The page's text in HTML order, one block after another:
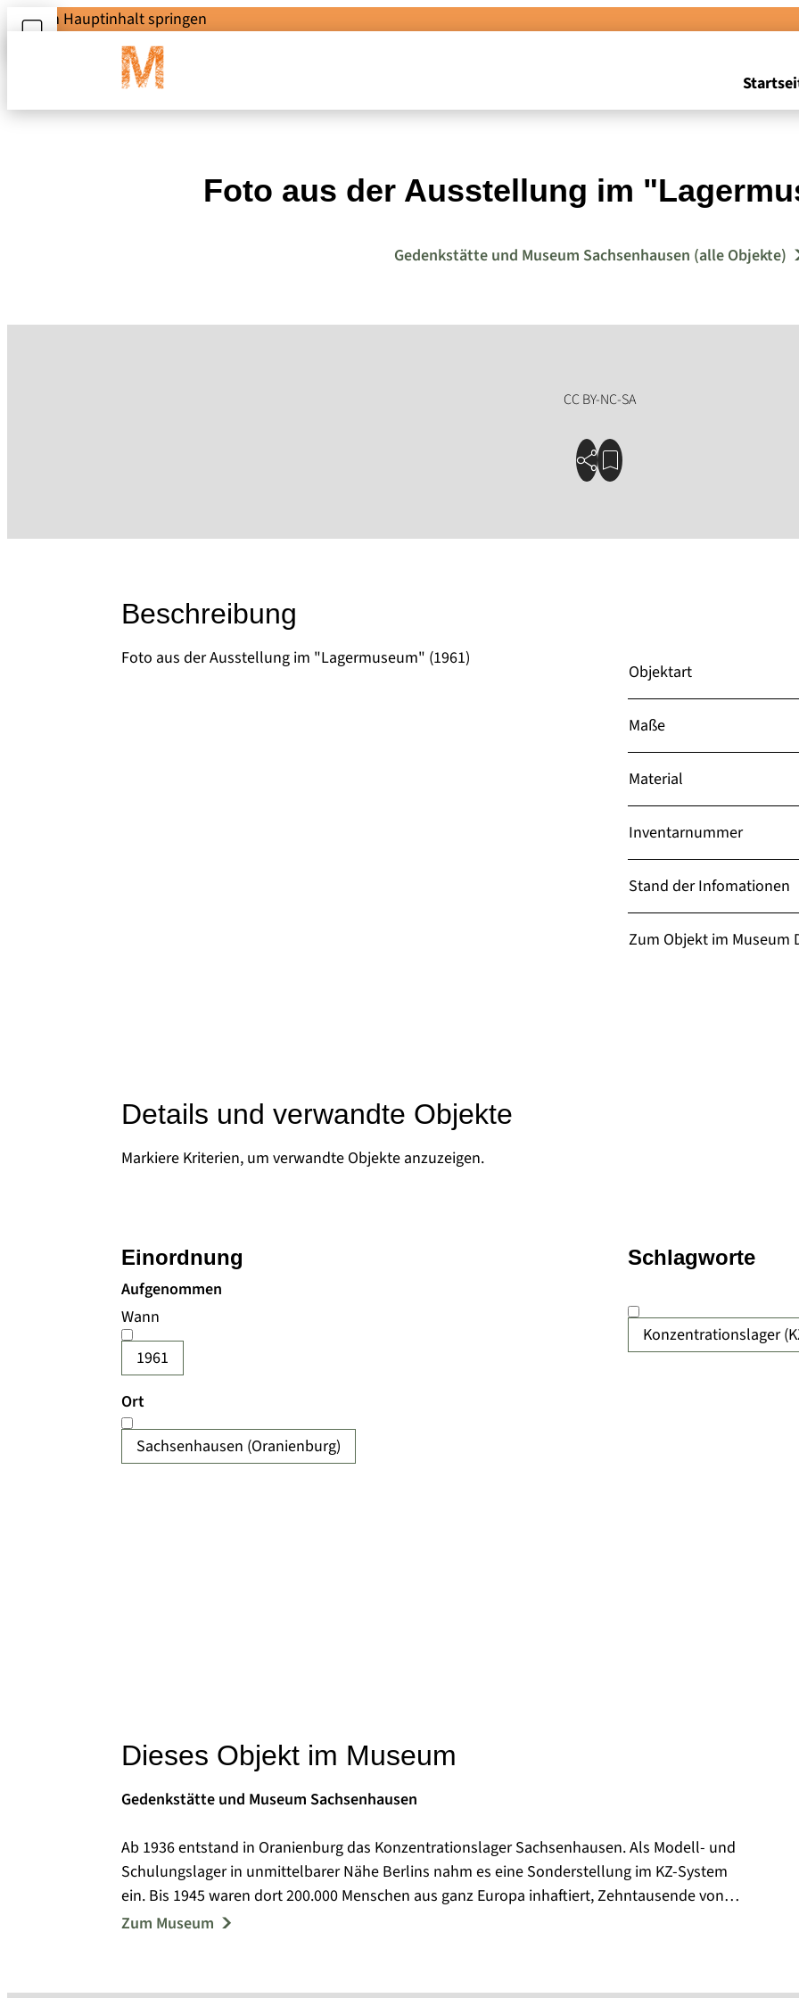
Zum Hauptinhalt springen
Foto aus der Ausstellung im
Gedenkstätte und Museum Sachsenhausen (alle Objekte)
Beschreibung
Foto aus der Ausstellung im "Lagermuseum" (1961)
Objektart
Maße
Material
Inventarnummer
Stand der Infomationen
Zum Objekt im Museum
Details und verwandte Objekte
Markiere Kriterien, um verwandte Objekte anzuzeigen.
Aufgenommen
Wann
1961
Ort
Sachsenhausen (Oranienburg)
Konzentrationslager
Einordnung Schlagworte
Dieses Objekt im Museum
Gedenkstätte und Museum Sachsenhausen
Ab 1936 entstand in Oranienburg das Konzentrationslager Sachsenhausen. Als Modell- und
Schulungslager in unmittelbarer Nähe Berlins nahm es eine Sonderstellung im KZ-System
ein. Bis 1945 waren dort 200.000 Menschen aus ganz Europa inhaftiert, Zehntausende von
ihnen wurden ermordet oder starben aufgrund der unmenschlichen Behandlung.
Menschen inhaftiert, mindestens 12.000 von ihnen starben an Hunger und Krankheit.
Zum Museum